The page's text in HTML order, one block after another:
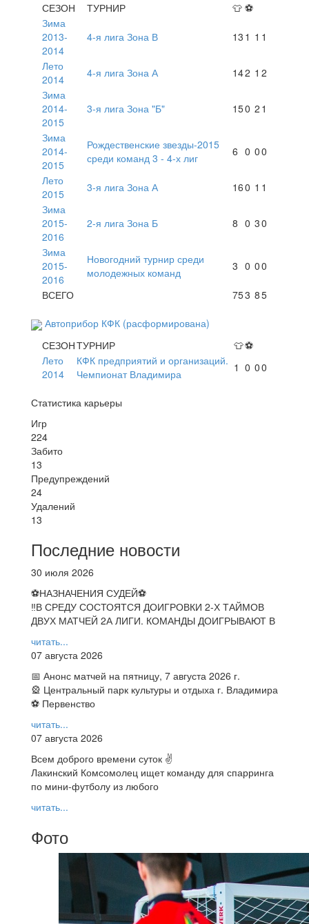
СЕЗОН
ТУРНИР 👕 ⚽
Зима
2013-
2014
4-я лига Зона В 13 1 1 1
Лето
2014
4-я лига Зона А 142 1 2
Зима
2014-
2015
3-я лига Зона "Б" 150 2 1
Зима
2014-
2015
Рождественские звезды-2015
среди команд 3 - 4-х лиг
6 0 00
Лето
2015
3-я лига Зона А 160 1 1
Зима
2015-
2016
2-я лига Зона Б 8 0 30
Зима
2015-
2016
Новогодний турнир среди
молодежных команд
3 0 00
ВСЕГО 753 85
Автоприбор КФК (расформирована)
СЕЗОНТУРНИР 👕⚽
Лето
2014
КФК предприятий и организаций.
Чемпионат Владимира
1 0 00
Статистика карьеры
Игр
224
Забито
13
Предупреждений
24
Удалений
13
Последние новости
30 июля 2026
⚽НАЗНАЧЕНИЯ СУДЕЙ⚽
‼В СРЕДУ СОСТОЯТСЯ ДОИГРОВКИ 2-Х ТАЙМОВ
ДВУХ МАТЧЕЙ 2А ЛИГИ. КОМАНДЫ ДОИГРЫВАЮТ В
читать...
07 августа 2026
📅 Анонс матчей на пятницу, 7 августа 2026 г.
🎡 Центральный парк культуры и отдыха г. Владимира
⚽ Первенство
читать...
07 августа 2026
Всем доброго времени суток ✌
Лакинский Комсомолец ищет команду для спарринга
по мини-футболу из любого
читать...
Фото